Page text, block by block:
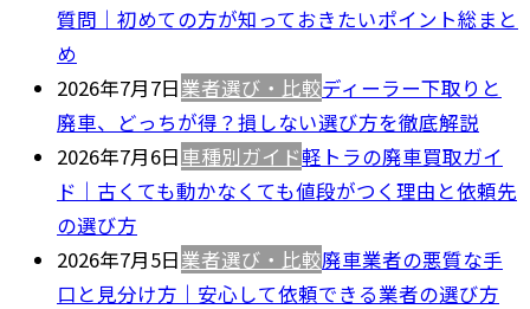
質問｜初めての方が知っておきたいポイント総まと
め
2026年7月7日業者選び・比較ディーラー下取りと
廃車、どっちが得？損しない選び方を徹底解説
2026年7月6日車種別ガイド軽トラの廃車買取ガイ
ド｜古くても動かなくても値段がつく理由と依頼先
の選び方
2026年7月5日業者選び・比較廃車業者の悪質な手
口と見分け方｜安心して依頼できる業者の選び方